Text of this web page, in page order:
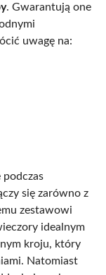
. Gwarantują one
uwagę na:
podczas
się zarówno z
zestawowi
idealnym
kroju, który
Natomiast